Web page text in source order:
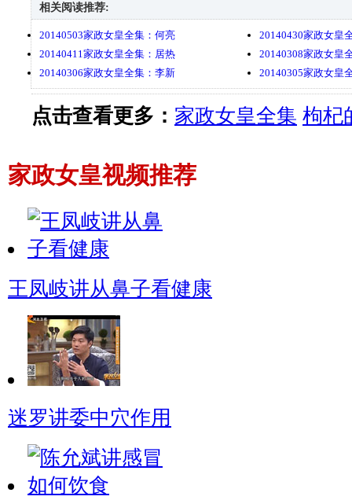
相关阅读推荐:
20140503家政女皇全集：何亮
20140430家政女皇
20140411家政女皇全集：居热
20140308家政女皇
20140306家政女皇全集：李新
20140305家政女皇
点击查看更多： 家政女皇全集 枸杞
家政女皇视频推荐
王凤岐讲从鼻子看健康
迷罗讲委中穴作用